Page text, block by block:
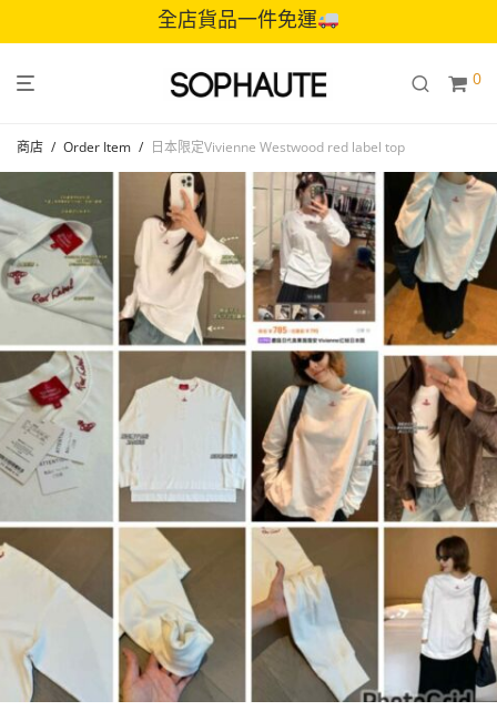
全店貨品一件免運
0
商店 / Order Item / 日本限定Vivienne Westwood red label top